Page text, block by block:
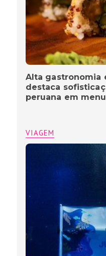
Alta gastronomia
destaca
peruana em
VIAGEM